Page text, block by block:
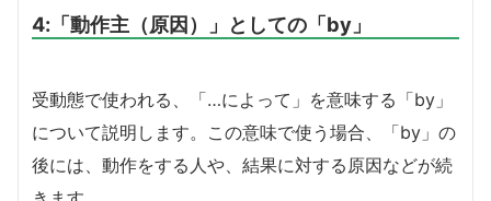
4:「動作主（原因）」としての「by」
受動態で使われる、「…によって」を意味する「by」
について説明します。この意味で使う場合、「by」の
後には、動作をする人や、結果に対する原因などが続